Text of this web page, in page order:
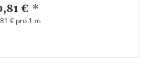
€ *
€ pro 1 m